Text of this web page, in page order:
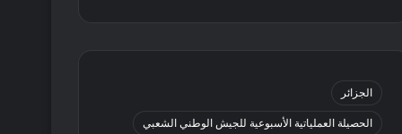
الجزائر
الحصيلة العملياتية الأسبوعية للجيش الوطني الشعبي